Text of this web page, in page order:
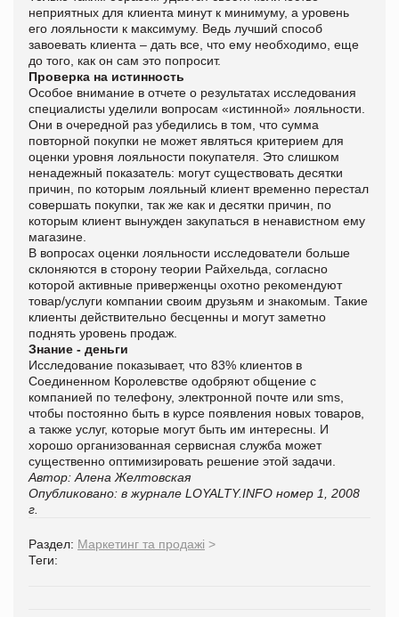
неприятных для клиента минут к минимуму, а уровень
его лояльности к максимуму. Ведь лучший способ
завоевать клиента – дать все, что ему необходимо, еще
до того, как он сам это попросит.
Проверка на истинность
Особое внимание в отчете о результатах исследования
специалисты уделили вопросам «истинной» лояльности.
Они в очередной раз убедились в том, что сумма
повторной покупки не может являться критерием для
оценки уровня лояльности покупателя. Это слишком
ненадежный показатель: могут существовать десятки
причин, по которым лояльный клиент временно перестал
совершать покупки, так же как и десятки причин, по
которым клиент вынужден закупаться в ненавистном ему
магазине.
В вопросах оценки лояльности исследователи больше
склоняются в сторону теории Райхельда, согласно
которой активные приверженцы охотно рекомендуют
товар/услуги компании своим друзьям и знакомым. Такие
клиенты действительно бесценны и могут заметно
поднять уровень продаж.
Знание - деньги
Исследование показывает, что 83% клиентов в
Соединенном Королевстве одобряют общение с
компанией по телефону, электронной почте или sms,
чтобы постоянно быть в курсе появления новых товаров,
а также услуг, которые могут быть им интересны. И
хорошо организованная сервисная служба может
существенно оптимизировать решение этой задачи.
Автор: Алена Желтовская
Опубликовано: в журнале LOYALTY.INFO номер 1, 2008
г.
Раздел: Маркетинг та продажі >
Теги: